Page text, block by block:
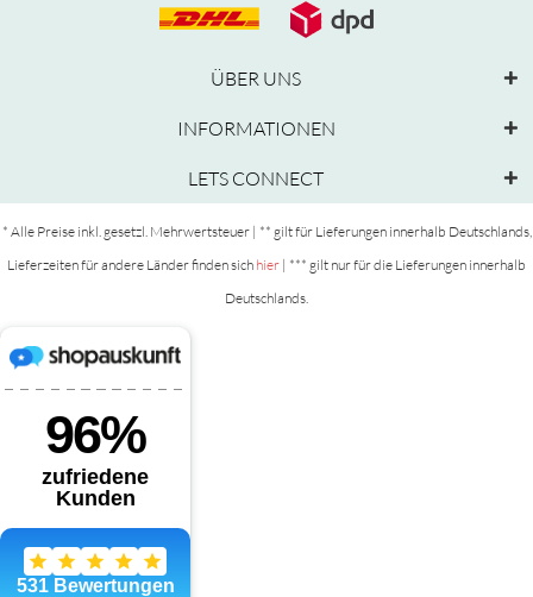
ÜBER UNS
INFORMATIONEN
LETS CONNECT
* Alle Preise inkl. gesetzl. Mehrwertsteuer | ** gilt für Lieferungen innerhalb Deutschlands,
Lieferzeiten für andere Länder finden sich hier | *** gilt nur für die Lieferungen innerhalb
Deutschlands.